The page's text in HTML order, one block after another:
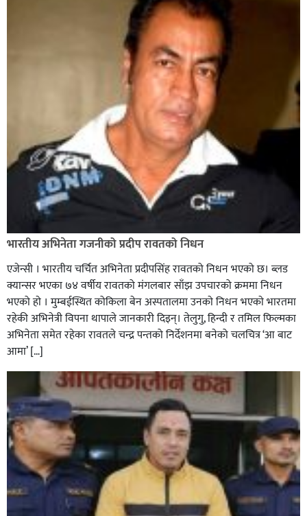
टाउको दुख्नुको मुख्य कारण के के हुन्
कपिलवस्तुको शिवराज ९, हुलाकी राजमार्गमा मोटरसाइकलमा ७
जना सवार गम्भीर जोखिम,
ग्यास अभाव हटाउन सरकारलाई घोराही बनाऔँ अभियानको
सुझाव : ग्यास खरिद कार्ड प्रणालीको आवश्यकता सबिन प्रियासन
भारतीय अभिनेता गजनीको प्रदीप रावतको निधन
एजेन्सी । भारतीय चर्चित अभिनेता प्रदीपसिंह रावतको निधन भएको छ। ब्लड
क्यान्सर भएका ७४ वर्षीय रावतको मंगलबार साँझ उपचारको क्रममा निधन
भएको हाे । मुम्बईस्थित कोकिला बेन अस्पतालमा उनकाे निधन भएकाे भारतमा
रहेकी अभिनेत्री विपना थापाले जानकारी दिइन्। तेलुगु, हिन्दी र तमिल फिल्मका
अभिनेता समेत रहेका रावतले चन्द्र पन्तको निर्देशनमा बनेको चलचित्र ‘आ बाट
आमा’ […]